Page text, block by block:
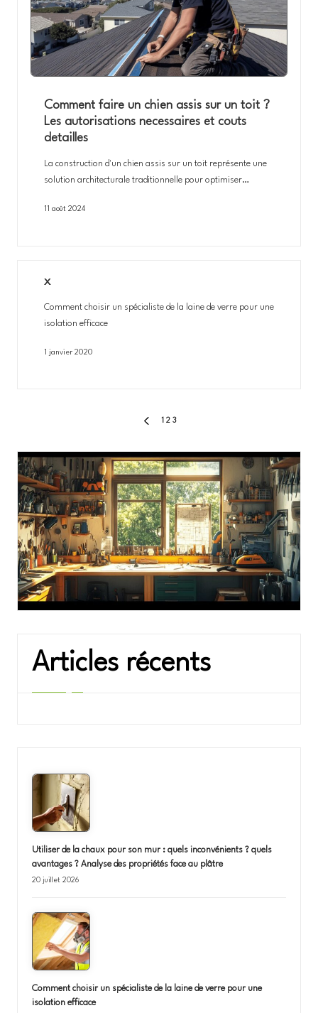
Comment faire un chien assis sur un toit ?
Les autorisations necessaires et couts
detailles
La construction d'un chien assis sur un toit représente une
solution architecturale traditionnelle pour optimiser…
11 août 2024
x
Comment choisir un spécialiste de la laine de verre pour une
isolation efficace
1 janvier 2020
des
publications
PREVIOUS
1 2 3
Articles récents
Utiliser de la chaux pour son mur : quels inconvénients ? quels
avantages ? Analyse des propriétés face au plâtre
20 juillet 2026
Comment choisir un spécialiste de la laine de verre pour une
isolation efficace